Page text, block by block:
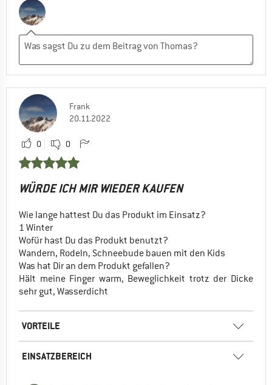
Frank
20.11.2022
0 0
WÜRDE ICH MIR WIEDER KAUFEN
Wie lange hattest Du das Produkt im Einsatz?
1 Winter
Wofür hast Du das Produkt benutzt?
Wandern, Rodeln, Schneebude bauen mit den Kids
Was hat Dir an dem Produkt gefallen?
Hält meine Finger warm, Beweglichkeit trotz der Dicke
sehr gut, Wasserdicht
VORTEILE
EINSATZBEREICH